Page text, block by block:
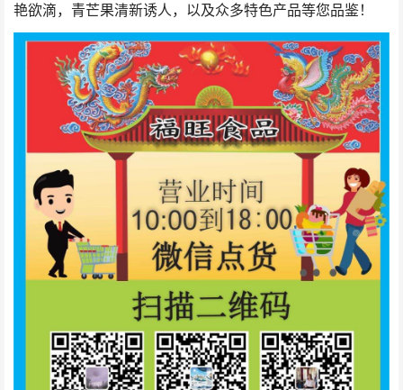
艳欲滴，青芒果清新诱人，以及众多特色产品等您品鉴！